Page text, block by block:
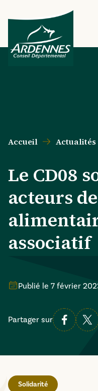
Accueil Actualités
Le CD08
acteurs
associatif
Publié le 7 février
Partager sur
Solidarité